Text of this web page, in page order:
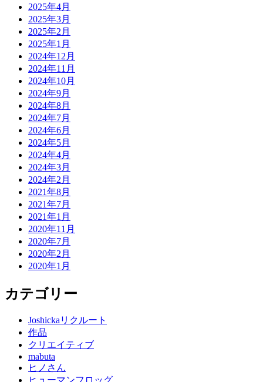
2025年4月
2025年3月
2025年2月
2025年1月
2024年12月
2024年11月
2024年10月
2024年9月
2024年8月
2024年7月
2024年6月
2024年5月
2024年4月
2024年3月
2024年2月
2021年8月
2021年7月
2021年1月
2020年11月
2020年7月
2020年2月
2020年1月
カテゴリー
Joshickaリクルート
作品
クリエイティブ
mabuta
ヒノさん